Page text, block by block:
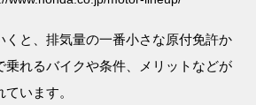
くと、排気量の一番小さな原付免許か
乗れるバイクや条件、メリットなどが
います。